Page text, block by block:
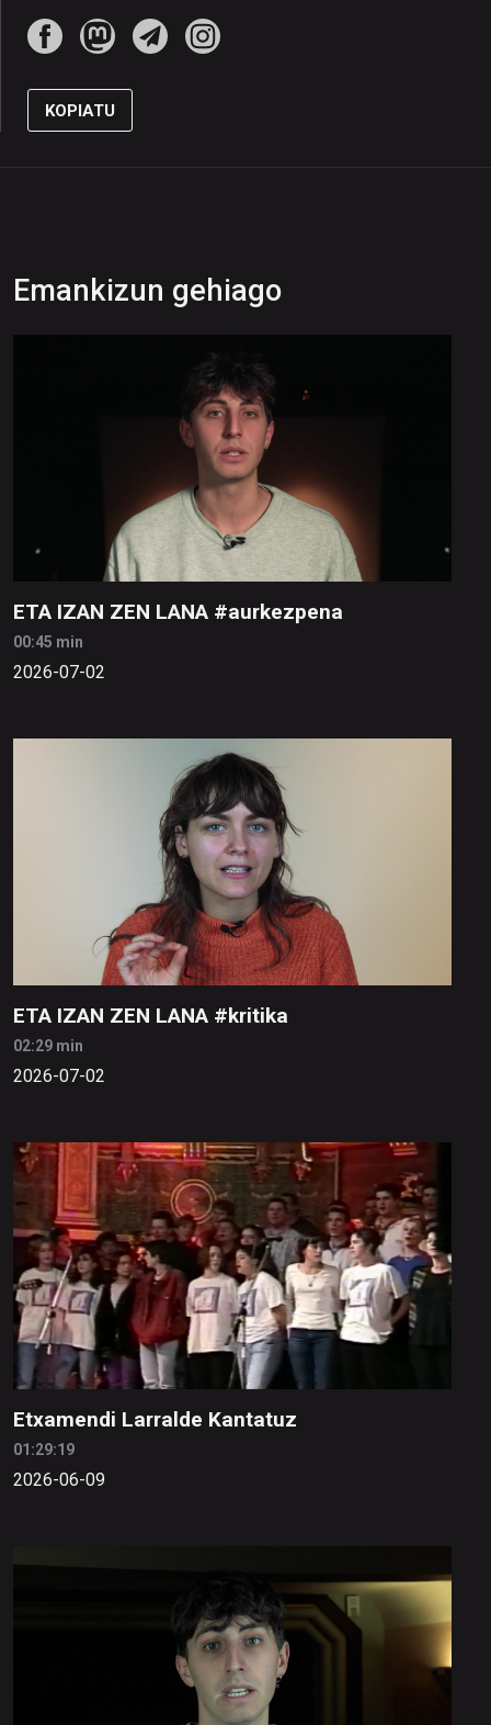
KOPIATU
Emankizun gehiago
ETA IZAN ZEN LANA #aurkezpena
00:45 min
2026-07-02
ETA IZAN ZEN LANA #kritika
02:29 min
2026-07-02
Etxamendi Larralde Kantatuz
01:29:19
2026-06-09